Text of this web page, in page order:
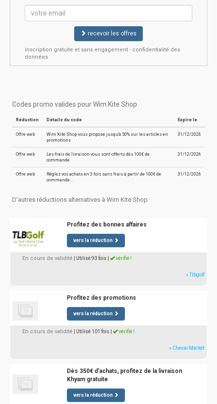
recevoir les offres
inscription gratuite et sans engagement - confidentialité des
données
Codes promo valides pour Wim Kite Shop
Réduction Détails du code Expire le
Offre web
Wim Kite Shop vous propose jusqu'à 50% sur les articles en
promotions
31/12/2026
Offre web
Les frais de livraison vous sont offerts dès 100€ de
commande
31/12/2026
Offre web
Réglez vos achats en 3 fois sans frais à partir de 100€ de
commande…
31/12/2026
D'autres réductions alternatives à Wim Kite Shop
Profitez des bonnes affaires
vers la réduction
En cours de validité | Utilisé 93 fois vérifié !
» Tlbgolf
Profitez des promotions
vers la réduction
En cours de validité | Utilisé 101 fois vérifié !
» Cheval Market
Dès 350€ d'achats, profitez de la livraison
Khyam gratuite
vers la réduction